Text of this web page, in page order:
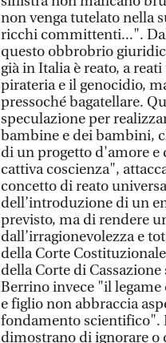
non venga tutelato nella
ricchi committenti...".
questo obbrobrio
già in Italia è reato, a
pirateria e il genocidio,
pressoché bagatellare.
speculazione per
bambine e dei bambini,
di un progetto d'amore e
cattiva coscienza",
concetto di reato
dell’introduzione di un
previsto, ma di rendere
dall’irragionevolezza e
della Corte
della Corte di
Berrino invece "il
e figlio non abbraccia
fondamento scientifico".
dimostrano di ignorare o